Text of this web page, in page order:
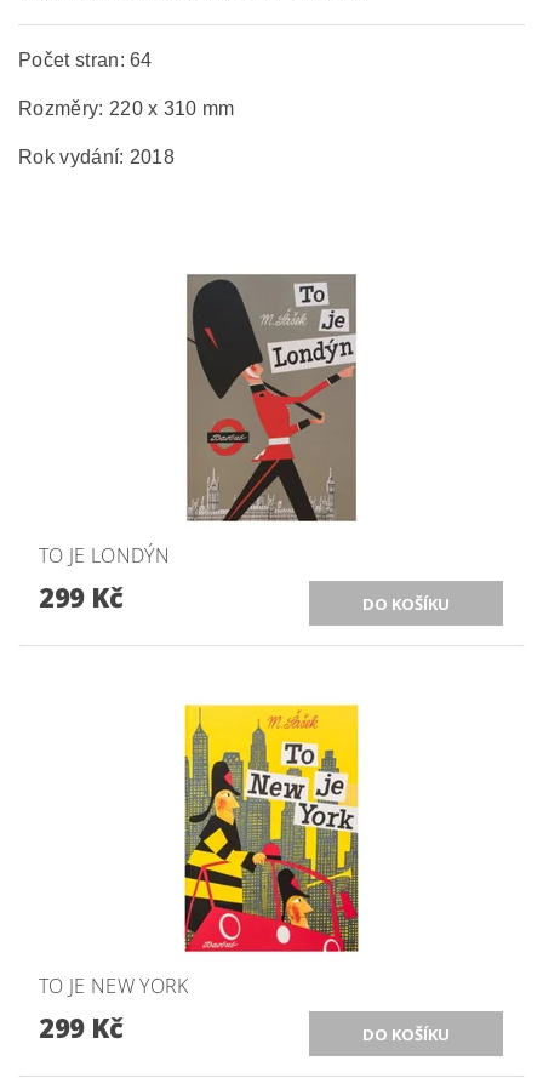
Počet stran: 64
Rozměry: 220 x 310 mm
Rok vydání: 2018
TO JE LONDÝN
299 Kč
TO JE NEW YORK
299 Kč